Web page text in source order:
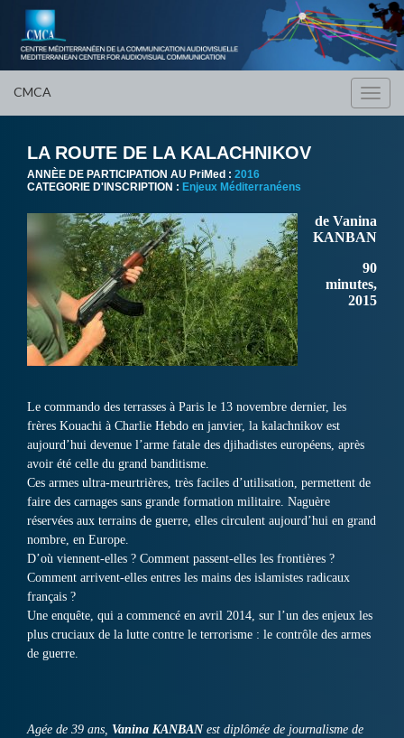
CMCA
LA ROUTE DE LA KALACHNIKOV
ANNÈE DE PARTICIPATION AU PriMed : 2016
CATEGORIE D'INSCRIPTION : Enjeux Méditerranéens
de Vanina
KANBAN
90
minutes,
2015
Le commando des terrasses à Paris le 13 novembre dernier, les
frères Kouachi à Charlie Hebdo en janvier, la kalachnikov est
aujourd’hui devenue l’arme fatale des djihadistes européens, après
avoir été celle du grand banditisme.
Ces armes ultra-meurtrières, très faciles d’utilisation, permettent de
faire des carnages sans grande formation militaire. Naguère
réservées aux terrains de guerre, elles circulent aujourd’hui en grand
nombre, en Europe.
D’où viennent-elles ? Comment passent-elles les frontières ?
Comment arrivent-elles entres les mains des islamistes radicaux
français ?
Une enquête, qui a commencé en avril 2014, sur l’un des enjeux les
plus cruciaux de la lutte contre le terrorisme : le contrôle des armes
de guerre.
Agée de 39 ans, Vanina KANBANest diplômée de journalisme de